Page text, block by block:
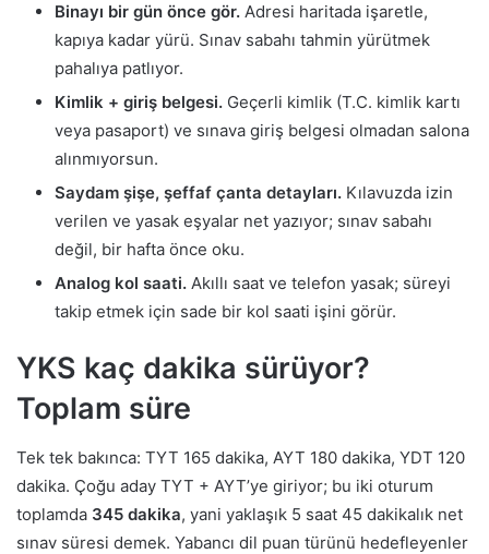
Binayı bir gün önce gör. Adresi haritada işaretle,
kapıya kadar yürü. Sınav sabahı tahmin yürütmek
pahalıya patlıyor.
Kimlik + giriş belgesi. Geçerli kimlik (T.C. kimlik kartı
veya pasaport) ve sınava giriş belgesi olmadan salona
alınmıyorsun.
Saydam şişe, şeffaf çanta detayları. Kılavuzda izin
verilen ve yasak eşyalar net yazıyor; sınav sabahı
değil, bir hafta önce oku.
Analog kol saati. Akıllı saat ve telefon yasak; süreyi
takip etmek için sade bir kol saati işini görür.
YKS kaç dakika sürüyor?
Toplam süre
Tek tek bakınca: TYT 165 dakika, AYT 180 dakika, YDT 120
dakika. Çoğu aday TYT + AYT’ye giriyor; bu iki oturum
toplamda 345 dakika, yani yaklaşık 5 saat 45 dakikalık net
sınav süresi demek. Yabancı dil puan türünü hedefleyenler